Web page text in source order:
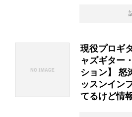
現役プロギ
ャズギター
ション】 怒
ッスンイン
てるけど情